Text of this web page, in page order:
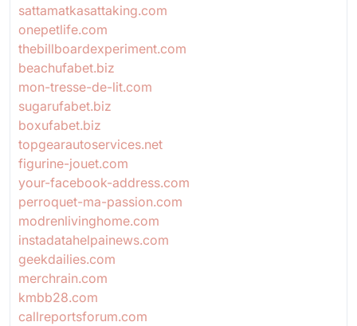
sattamatkasattaking.com
onepetlife.com
thebillboardexperiment.com
beachufabet.biz
mon-tresse-de-lit.com
sugarufabet.biz
boxufabet.biz
topgearautoservices.net
figurine-jouet.com
your-facebook-address.com
perroquet-ma-passion.com
modrenlivinghome.com
instadatahelpainews.com
geekdailies.com
merchrain.com
kmbb28.com
callreportsforum.com